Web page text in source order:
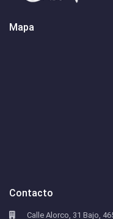
Mapa
Contacto
Calle Alorco, 31 Bajo,